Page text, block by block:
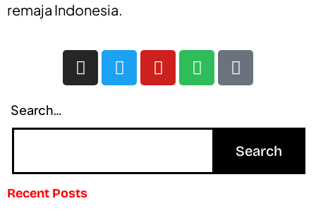
remaja Indonesia.
Search…
Recent Posts